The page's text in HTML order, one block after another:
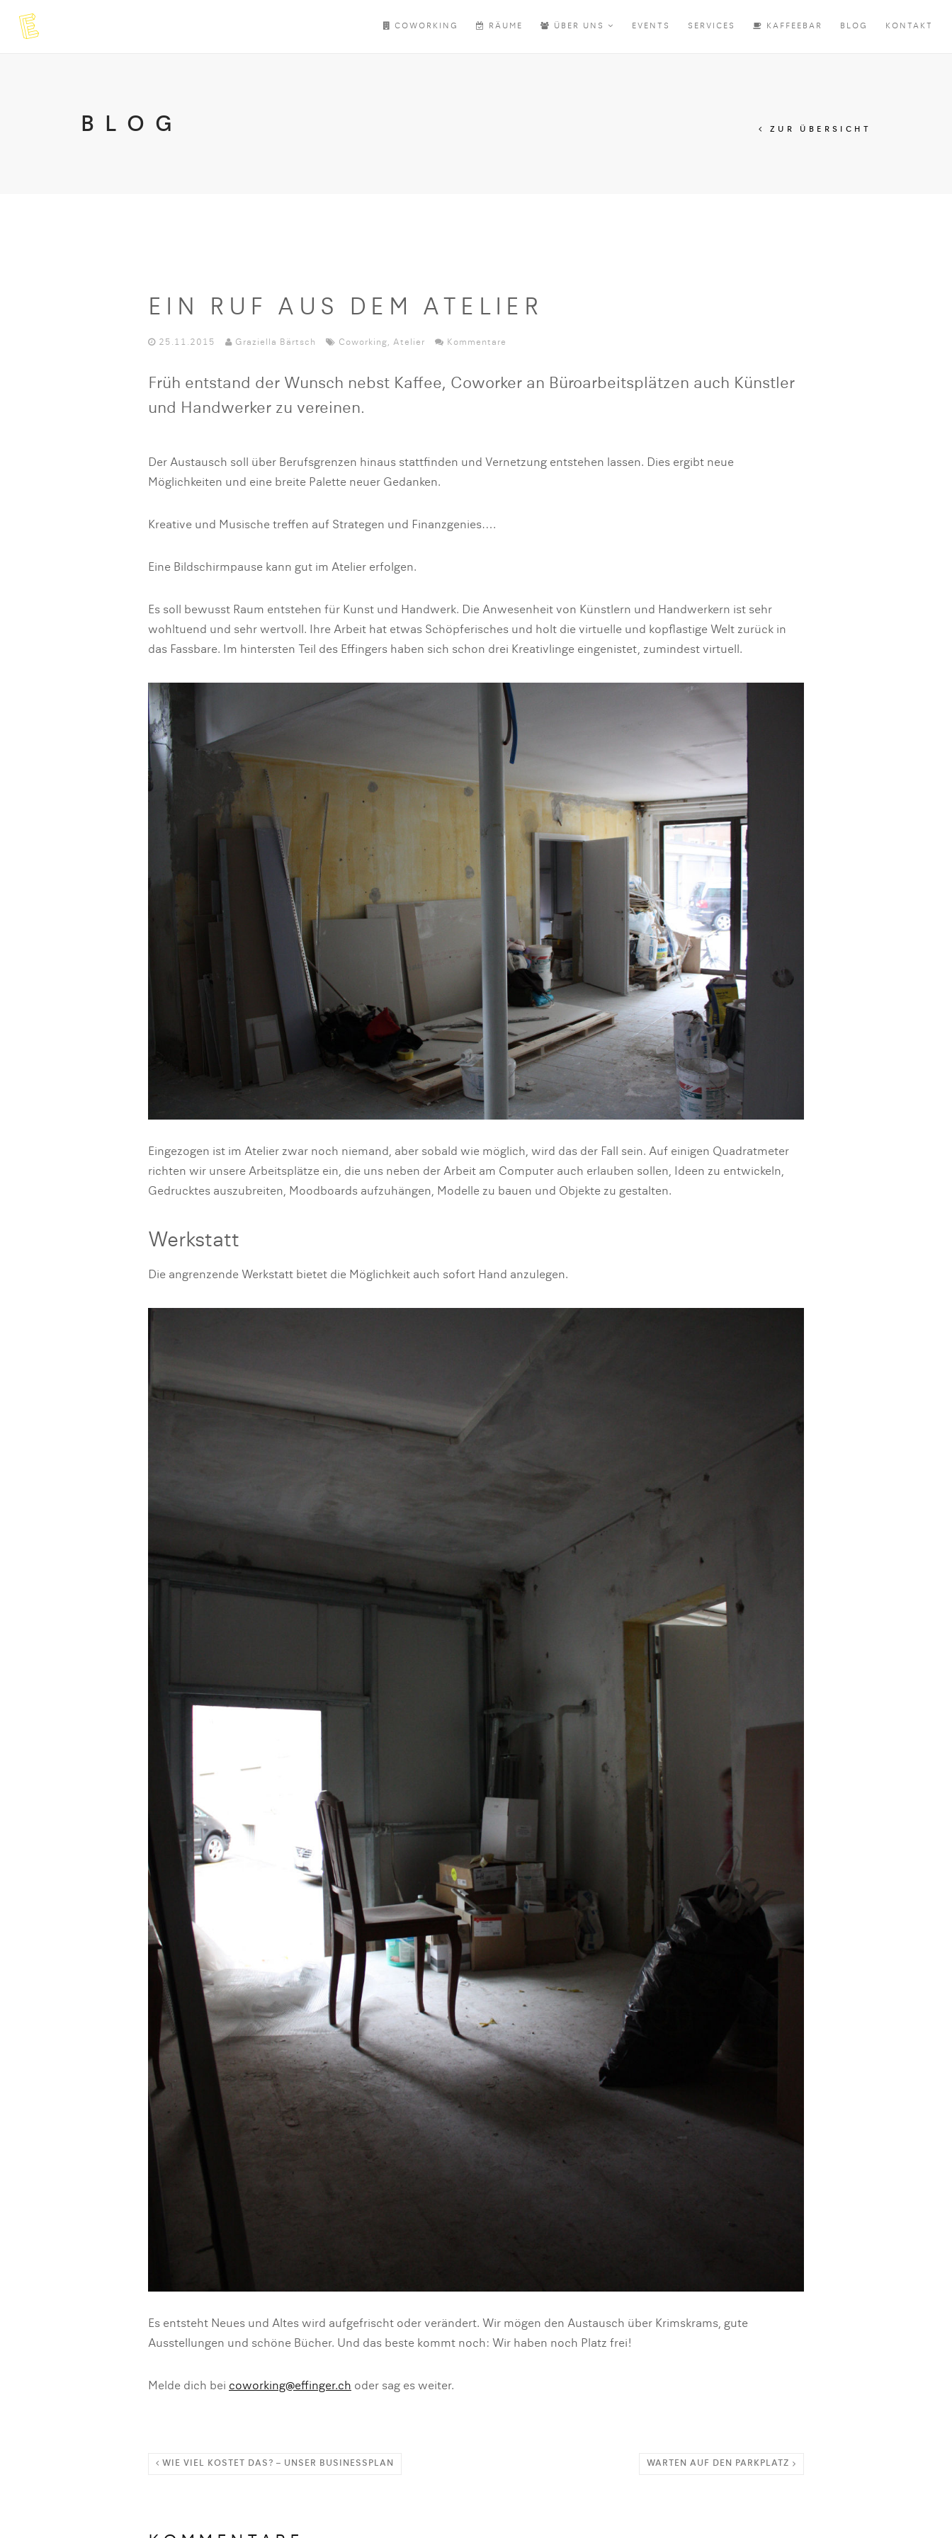
COWORKING RÄUME ÜBER UNS EVENTS SERVICES KAFFEEBAR BLOG KONTAKT
BLOG ZUR ÜBERSICHT
EIN RUF AUS DEM ATELIER
25.11.2015 Graziella Bärtsch Coworking, Atelier Kommentare
Früh entstand der Wunsch nebst Kaffee, Coworker an Büroarbeitsplätzen auch Künstler
und Handwerker zu vereinen.
Der Austausch soll über Berufsgrenzen hinaus stattfinden und Vernetzung entstehen lassen. Dies ergibt neue
Möglichkeiten und eine breite Palette neuer Gedanken.
Kreative und Musische treffen auf Strategen und Finanzgenies….
Eine Bildschirmpause kann gut im Atelier erfolgen.
Es soll bewusst Raum entstehen für Kunst und Handwerk. Die Anwesenheit von Künstlern und Handwerkern ist sehr
wohltuend und sehr wertvoll. Ihre Arbeit hat etwas Schöpferisches und holt die virtuelle und kopflastige Welt zurück in
das Fassbare. Im hintersten Teil des Effingers haben sich schon drei Kreativlinge eingenistet, zumindest virtuell.
Eingezogen ist im Atelier zwar noch niemand, aber sobald wie möglich, wird das der Fall sein. Auf einigen Quadratmeter
richten wir unsere Arbeitsplätze ein, die uns neben der Arbeit am Computer auch erlauben sollen, Ideen zu entwickeln,
Gedrucktes auszubreiten, Moodboards aufzuhängen, Modelle zu bauen und Objekte zu gestalten.
Werkstatt
Die angrenzende Werkstatt bietet die Möglichkeit auch sofort Hand anzulegen.
Es entsteht Neues und Altes wird aufgefrischt oder verändert. Wir mögen den Austausch über Krimskrams, gute
Ausstellungen und schöne Bücher. Und das beste kommt noch: Wir haben noch Platz frei!
Melde dich bei coworking@effinger.ch oder sag es weiter.
WIE VIEL KOSTET DAS? – UNSER BUSINESSPLAN WARTEN AUF DEN PARKPLATZ